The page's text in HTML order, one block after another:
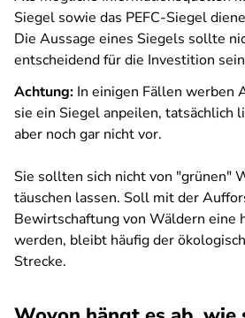
Siegel sowie das PEFC-Siegel
Die Aussage eines Siegels sollte
entscheidend für die Investition
Achtung: In einigen Fällen werben
sie ein Siegel anpeilen, tatsächlich
aber noch gar nicht vor.
Sie sollten sich nicht von "grünen"
täuschen lassen. Soll mit der
Bewirtschaftung von Wäldern eine
werden, bleibt häufig der
Strecke.